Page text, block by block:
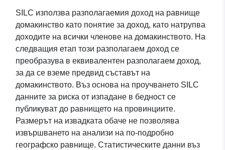
SILC използва разполагаемия доход на равнище
домакинство като понятие за доход, като натрупва
доходите на всички членове на домакинството. На
следващия етап този разполагаем доход се
преобразува в еквивалентен разполагаем доход,
за да се вземе предвид съставът на
домакинството. Въз основа на проучването SILC
данните за риска от изпадане в бедност се
публикуват до равнището на провинциите.
Размерът на извадката обаче не позволява
извършването на анализи на по-подробно
географско равнище. Статистическите данни въз